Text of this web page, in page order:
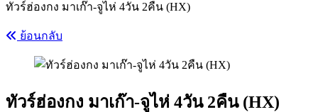
ทัวร์ฮ่องกง มาเก๊า-จูไห่ 4วัน 2คืน (HX)
ย้อนกลับ
ทัวร์ฮ่องกง มาเก๊า-จูไห่ 4วัน 2คืน (HX)